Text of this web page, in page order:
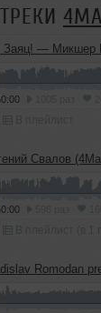
— Микшер Русской
Свалов (4Mal),
Romodan pres. Vlad Positive — Микшер